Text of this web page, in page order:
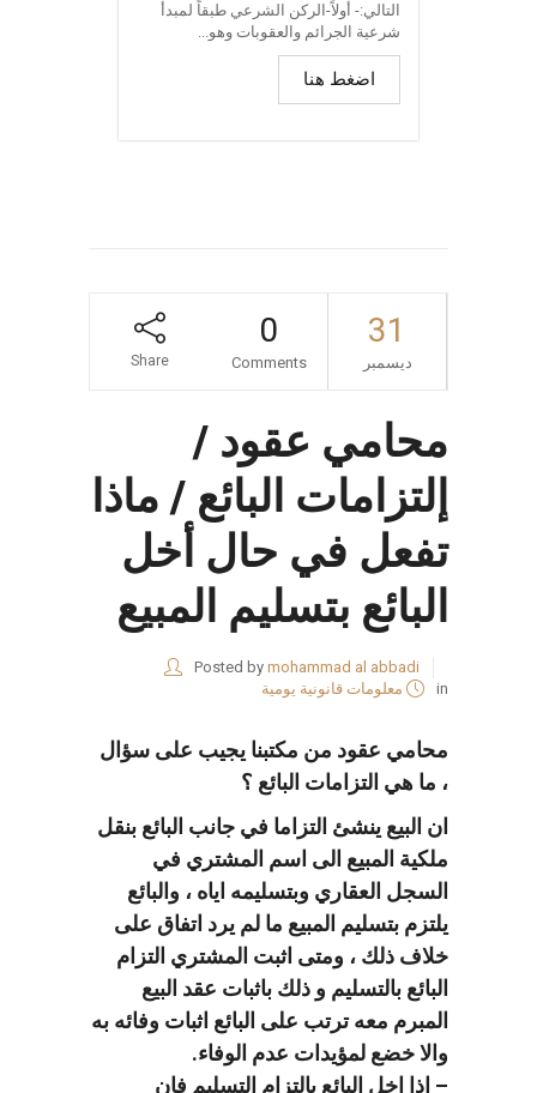
التالي:- أولاً-الركن الشرعي طبقاً لمبدأ
شرعية الجرائم والعقوبات وهو...
اضغط هنا
31
ديسمبر
0
Comments
Share
محامي عقود /
إلتزامات البائع / ماذا
تفعل في حال أخل
البائع بتسليم المبيع
Posted by mohammad al abbadi
in
معلومات قانونية يومية
محامي عقود من مكتبنا يجيب على سؤال
، ما هي التزامات البائع ؟
ان البيع ينشئ التزاما في جانب البائع بنقل
ملكية المبيع الى اسم المشتري في
السجل العقاري وبتسليمه اياه ، والبائع
يلتزم بتسليم المبيع ما لم يرد اتفاق على
خلاف ذلك ، ومتى اثبت المشتري التزام
البائع بالتسليم و ذلك باثبات عقد البيع
المبرم معه ترتب على البائع اثبات وفائه به
والا خضع لمؤيدات عدم الوفاء.
– اذا اخل البائع بالتزام التسليم فان